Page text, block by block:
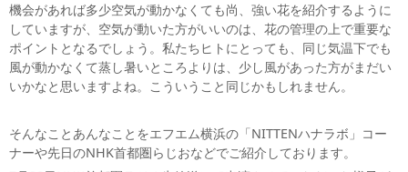
機会があれば多少空気が動かなくても尚、強い花を紹介するように
していますが、空気が動いた方がいいのは、花の管理の上で重要な
ポイントとなるでしょう。私たちヒトにとっても、同じ気温下でも
風が動かなくて蒸し暑いところよりは、少し風があった方がまだい
いかなと思いますよね。こういうこと同じかもしれません。
そんなことあんなことをエフエム横浜の「NITTENハナラボ」コー
ナーや先日のNHK首都圏らじおなどでご紹介しております。